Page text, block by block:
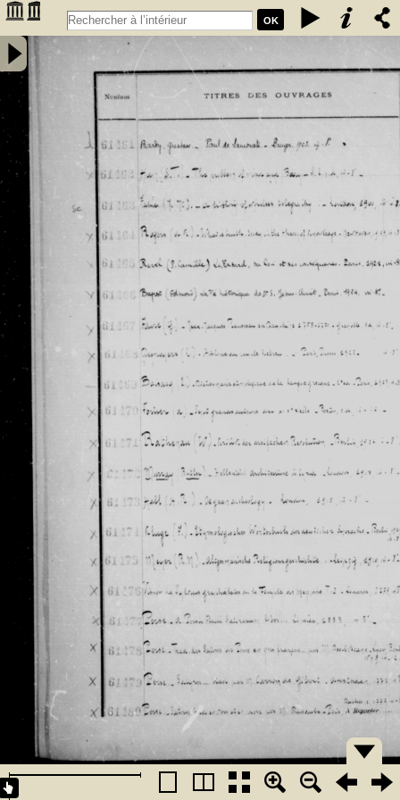
OK
Inventaire des fonds patrimoniaux lettres et sciences des
bibliothèques universitaires de Bordeaux. Registre 42. Numéros
d'inventaire de FR 61461 à FR 62480 - Université de Bordeaux
(1441-1970)